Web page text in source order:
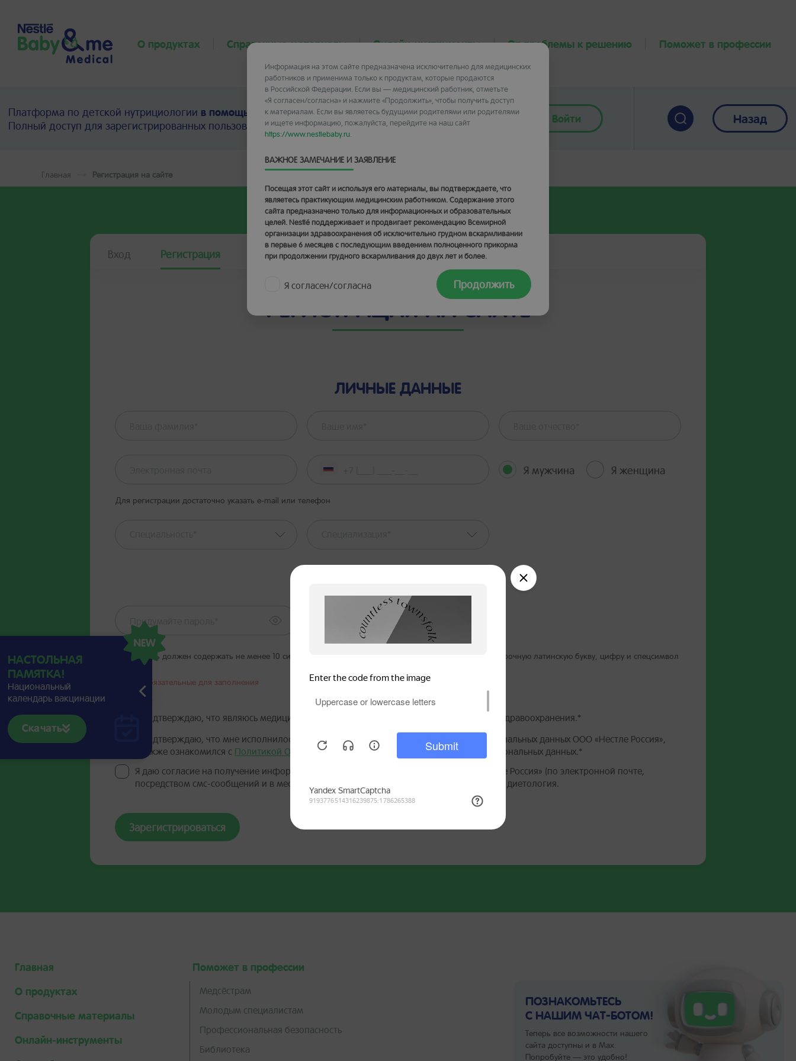
О продуктах Справочные материалы Онлайн-инструменты От проблемы к решению Поможет в профессии
Платформа по детской нутрициологии в помощь практикующему врачу-педиатру
Полный доступ для зарегистрированных пользователей
Войти Назад
Главная Регистрация на сайте
Вход Регистрация
РЕГИСТРАЦИЯ НА САЙТЕ
ЛИЧНЫЕ ДАННЫЕ
Я мужчина Я женщина
Для регистрации достаточно указать е-mail или телефон
Ваш пароль должен содержать не менее 10 символов, и включать в себя хотя бы одну прописную и строчную латинскую букву, цифру и спецсимвол
* Поля, обязательные для заполнения
Я подтверждаю, что являюсь медицинским работником или специалистом в области здравоохранения.*
Я подтверждаю, что мне исполнилось 18 лет и даю
согласие на обработку
моих персональных данных ООО «Нестле Россия»,
а также ознакомился с Политикой ООО «Нестле Россия»в отношении обработки персональных данных.*
Я даю согласие на получение информационных и рекламных рассылок от ООО «Нестле Россия» (по электронной почте,
посредством смс-сообщений и в мессенджерах) по тематике детская нутрициология и диетология.
Зарегистрироваться
Главная
О продуктах
Справочные материалы
Онлайн-инструменты
Поможет в профессии
Медсёстрам
Молодым специалистам
Профессиональная безопасность
Библиотека
ПОЗНАКОМЬТЕСЬ
С НАШИМ ЧАТ-БОТОМ!
Теперь все возможности нашего
сайта доступны и в Max.
Попробуйте — это удобно!
Информация на этом сайте предназначена исключительно для медицинских
работников и применима только к продуктам, которые продаются
в Российской Федерации. Если вы — медицинский работник, отметьте
«Я согласен/согласна» и нажмите «Продолжить», чтобы получить доступ
к материалам. Если вы являетесь будущими родителями или родителями
и ищете информацию, пожалуйста, перейдите на наш сайт
https://www.nestlebaby.ru
ВАЖНОЕ ЗАМЕЧАНИЕ И ЗАЯВЛЕНИЕ
Посещая этот сайт и используя его материалы, вы подтверждаете, что
являетесь практикующим медицинским работником. Содержание этого
сайта предназначено только для информационных и образовательных
целей. Nestlé поддерживает и продвигает рекомендацию Всемирной
организации здравоохранения об исключительно грудном вскармливании
в первые 6 месяцев с последующим введением полноценного прикорма
при продолжении грудного вскармливания до двух лет и более.
Я согласен/согласна Продолжить
НАСТОЛЬНАЯ
ПАМЯТКА!
Национальный
календарь вакцинации
Скачать